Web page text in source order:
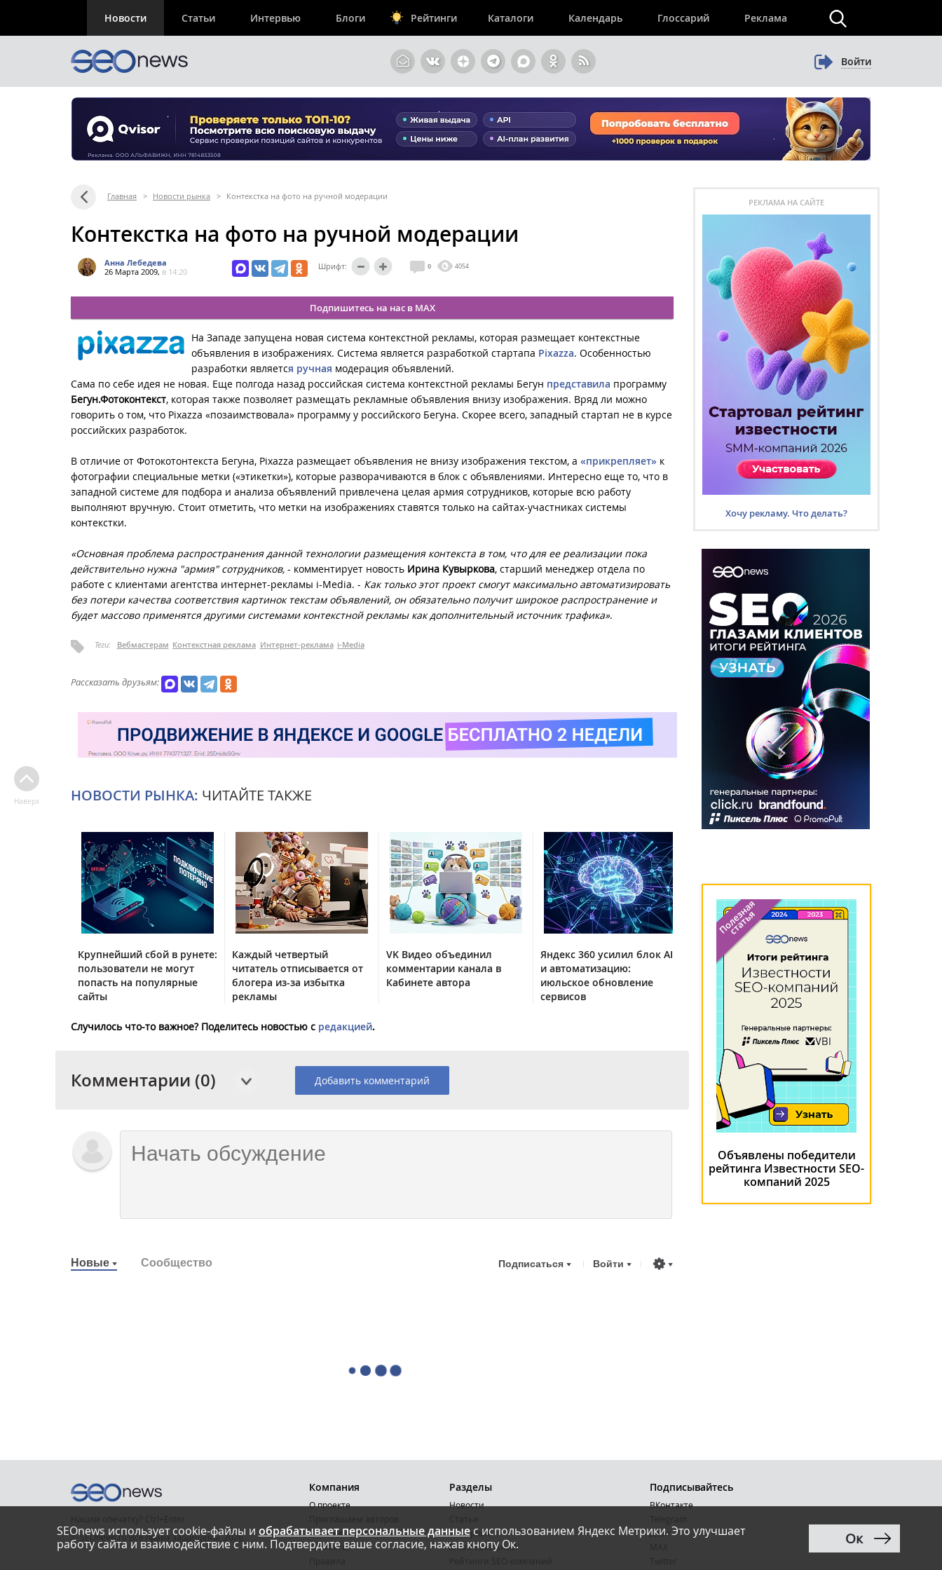
Новости Статьи Интервью Блоги Рейтинги Каталоги Календарь Глоссарий Реклама
Войти
Главная > Новости рынка > Контекстка на фото на ручной модерации
Контекстка на фото на ручной модерации
Анна Лебедева
26 Марта 2009, в 14:20
Шрифт: 0 4054
Подпишитесь на нас в MAX
На Западе запущена новая система контекстной рекламы, которая размещает контекстные
объявления в изображениях. Система является разработкой стартапа Pixazza. Особенностью
разработки является ручная модерация объявлений.
Сама по себе идея не новая. Еще полгода назад российская система контекстной рекламы Бегун представила программу
Бегун.Фотоконтекст, которая также позволяет размещать рекламные объявления внизу изображения. Вряд ли можно
говорить о том, что Pixazza «позаимствовала» программу у российского Бегуна. Скорее всего, западный стартап не в курсе
российских разработок.
В отличие от Фотокотонтекста Бегуна, Pixazza размещает объявления не внизу изображения текстом, а «прикрепляет» к
фотографии специальные метки («этикетки»), которые разворачиваются в блок с объявлениями. Интересно еще то, что в
западной системе для подбора и анализа объявлений привлечена целая армия сотрудников, которые всю работу
выполняют вручную. Стоит отметить, что метки на изображениях ставятся только на сайтах-участниках системы
контекстки.
«Основная проблема распространения данной технологии размещения контекста в том, что для ее реализации пока
действительно нужна "армия" сотрудников, - комментирует новость Ирина Кувыркова, старший менеджер отдела по
работе с клиентами агентства интернет-рекламы i-Media. - Как только этот проект смогут максимально автоматизировать
без потери качества соответствия картинок текстам объявлений, он обязательно получит широкое распространение и
будет массово применятся другими системами контекстной рекламы как дополнительный источник трафика».
Теги: Вебмастерам Контекстная реклама Интернет-реклама i-Media
Рассказать друзьям:
НОВОСТИ РЫНКА: ЧИТАЙТЕ ТАКЖЕ
Крупнейший сбой в рунете:
пользователи не могут
попасть на популярные
сайты
Каждый четвертый
читатель отписывается от
блогера из-за избытка
рекламы
VK Видео объединил
комментарии канала в
Кабинете автора
Яндекс 360 усилил блок AI
и автоматизацию:
июльское обновление
сервисов
Случилось что-то важное? Поделитесь новостью с редакцией.
Комментарии (0) Добавить комментарий
Новые Сообщество Подписаться Войти
Наверх
РЕКЛАМА НА САЙТЕ
Хочу рекламу. Что делать?
Объявлены победители
рейтинга Известности SEO-
компаний 2025
SEOnews использует cookie-файлы и обрабатывает персональные данныес использованием Яндекс Метрики. Это улучшает
работу сайта и взаимодействие с ним. Подтвердите ваше согласие, нажав кнопу Ок.
Ок
© SEOnews.ru Все права защищены. 2026
Компания
О проекте
Условия публикации
Контакты
Разделы
Новости
Интервью
Блоги компаний
Подписывайтесь
ВКонтакте
Дзен